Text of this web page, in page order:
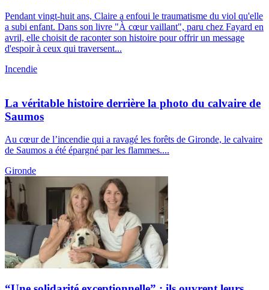
Pendant vingt-huit ans, Claire a enfoui le traumatisme du viol qu'elle
a subi enfant. Dans son livre "À cœur vaillant", paru chez Fayard en
avril, elle choisit de raconter son histoire pour offrir un message
d'espoir à ceux qui traversent...
Incendie
La véritable histoire derrière la photo du calvaire de
Saumos
Au cœur de l’incendie qui a ravagé les forêts de Gironde, le calvaire
de Saumos a été épargné par les flammes....
Gironde